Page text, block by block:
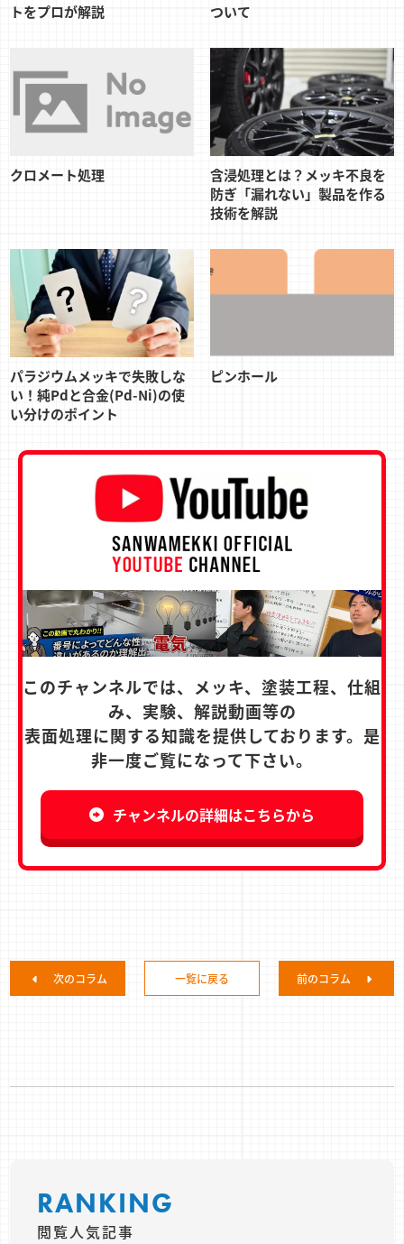
トをプロが解説
ついて
クロメート処理
含浸処理とは？メッキ不良を
防ぎ「漏れない」製品を作る
技術を解説
パラジウムメッキで失敗しな
い！純Pdと合金(Pd-Ni)の使
い分けのポイント
ピンホール
このチャンネルでは、メッキ、塗装工程、仕組
み、実験、解説動画等の
表面処理に関する知識を提供しております。是
非一度ご覧になって下さい。
チャンネルの詳細はこちらから
次のコラム 一覧に戻る 前のコラム
RANKING
閲覧人気記事